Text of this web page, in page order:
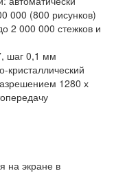
000 (800 рисунков)
2 000 000 стежков и
шаг 0,1 мм
1280 х
на экране в